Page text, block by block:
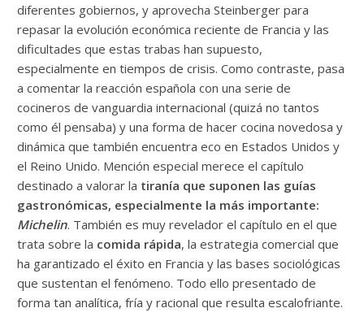
diferentes gobiernos, y aprovecha Steinberger para
repasar la evolución económica reciente de Francia y las
dificultades que estas trabas han supuesto,
especialmente en tiempos de crisis. Como contraste, pasa
a comentar la reacción española con una serie de
cocineros de vanguardia internacional (quizá no tantos
como él pensaba) y una forma de hacer cocina novedosa y
dinámica que también encuentra eco en Estados Unidos y
el Reino Unido. Mención especial merece el capítulo
destinado a valorar la tiranía que suponen las guías
gastronómicas, especialmente la más importante:
Michelin. También es muy revelador el capítulo en el que
trata sobre la comida rápida, la estrategia comercial que
ha garantizado el éxito en Francia y las bases sociológicas
que sustentan el fenómeno. Todo ello presentado de
forma tan analítica, fría y racional que resulta escalofriante.